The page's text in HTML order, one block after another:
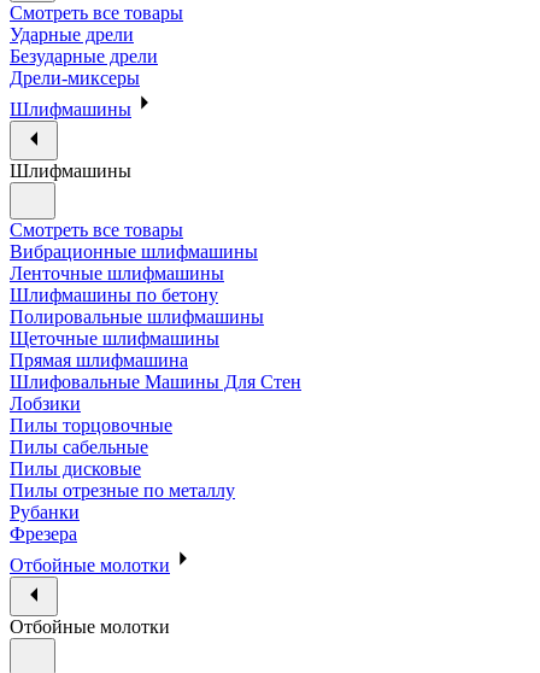
Смотреть все товары
Ударные дрели
Безударные дрели
Дрели-миксеры
Шлифмашины
Шлифмашины
Смотреть все товары
Вибрационные шлифмашины
Ленточные шлифмашины
Шлифмашины по бетону
Полировальные шлифмашины
Щеточные шлифмашины
Прямая шлифмашина
Шлифовальные Машины Для Стен
Лобзики
Пилы торцовочные
Пилы сабельные
Пилы дисковые
Пилы отрезные по металлу
Рубанки
Фрезера
Отбойные молотки
Отбойные молотки